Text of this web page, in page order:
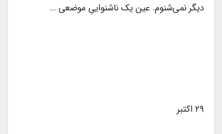
دیگر نمی‌شنوم. عین یک ناشنواییِ موضعی …
۲۹ اکتبر